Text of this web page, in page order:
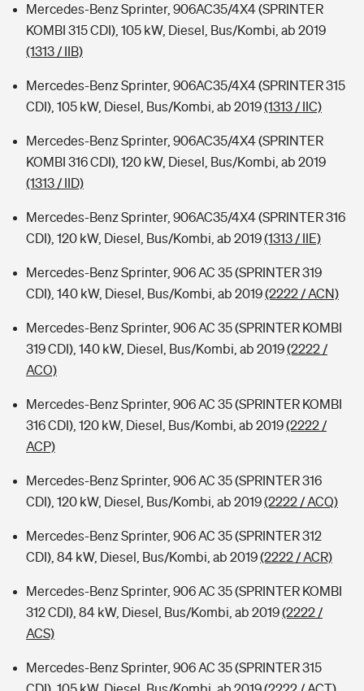
Mercedes-Benz Sprinter, 906AC35/4X4 (SPRINTER
KOMBI 315 CDI), 105 kW, Diesel, Bus/Kombi, ab 2019
(1313 / IIB)
Mercedes-Benz Sprinter, 906AC35/4X4 (SPRINTER 315
CDI), 105 kW, Diesel, Bus/Kombi, ab 2019(1313 / IIC)
Mercedes-Benz Sprinter, 906AC35/4X4 (SPRINTER
KOMBI 316 CDI), 120 kW, Diesel, Bus/Kombi, ab 2019
(1313 / IID)
Mercedes-Benz Sprinter, 906AC35/4X4 (SPRINTER 316
CDI), 120 kW, Diesel, Bus/Kombi, ab 2019(1313 / IIE)
Mercedes-Benz Sprinter, 906 AC 35 (SPRINTER 319
CDI), 140 kW, Diesel, Bus/Kombi, ab 2019(2222 / ACN)
Mercedes-Benz Sprinter, 906 AC 35 (SPRINTER KOMBI
319 CDI), 140 kW, Diesel, Bus/Kombi, ab 2019(2222 /
ACO)
Mercedes-Benz Sprinter, 906 AC 35 (SPRINTER KOMBI
316 CDI), 120 kW, Diesel, Bus/Kombi, ab 2019(2222 /
ACP)
Mercedes-Benz Sprinter, 906 AC 35 (SPRINTER 316
CDI), 120 kW, Diesel, Bus/Kombi, ab 2019(2222 / ACQ)
Mercedes-Benz Sprinter, 906 AC 35 (SPRINTER 312
CDI), 84 kW, Diesel, Bus/Kombi, ab 2019(2222 / ACR)
Mercedes-Benz Sprinter, 906 AC 35 (SPRINTER KOMBI
312 CDI), 84 kW, Diesel, Bus/Kombi, ab 2019(2222 /
ACS)
Mercedes-Benz Sprinter, 906 AC 35 (SPRINTER 315